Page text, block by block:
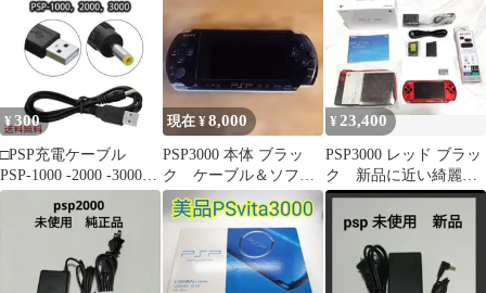
¥300
□PSP充電ケーブル
PSP-1000 -2000 -3000
対応 USB
現在 ¥8,000
PSP3000 本体 ブラッ
ク ケーブル＆ソフト
付き バッテリー無し
¥23,400
PSP3000 レッド ブラッ
ク 新品に近い綺麗な
美品 付属品も美品